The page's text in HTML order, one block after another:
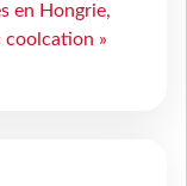
en Hongrie,
coolcation »